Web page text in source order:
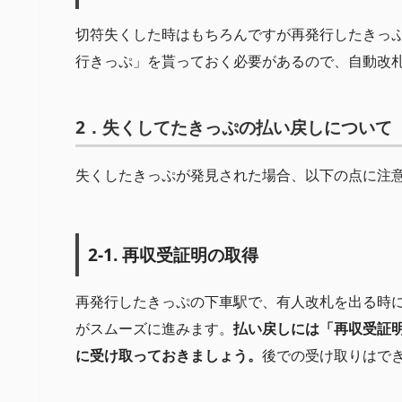
切符失くした時はもちろんですが再発行したき
行きっぷ」を貰っておく必要があるので、自動改
2．失くしてたきっぷの払い戻しについて
失くしたきっぷが発見された場合、以下の点に注
2-1. 再収受証明の取得
再発行したきっぷの下車駅で、有人改札を出る
がスムーズに進みます。 払い戻しには「再収受証
に受け取っておきましょう。 後での受け取りはで